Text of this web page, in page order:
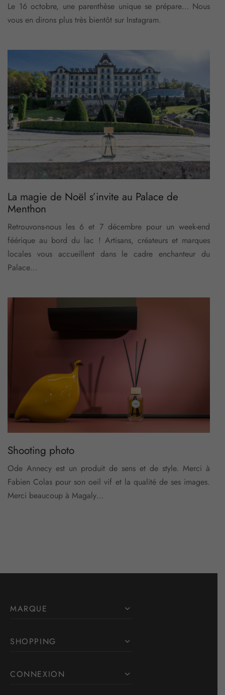
Le 16 octobre, une parenthèse unique se prépare… Nous
vous en dirons plus très bientôt sur Instagram.
La magie de Noël s’invite au Palace de
Menthon
Retrouvons-nous les 6 et 7 décembre pour un week-end
féérique au bord du lac ! Artisans, créateurs et marques
locales vous accueillent dans le cadre enchanteur du
Palace…
Shooting photo
Ode Annecy est un produit de sens et de style. Merci à
Fabien Colas pour son oeil vif et la qualité de ses images.
Merci beaucoup à Magaly…
MARQUE
SHOPPING
CONNEXION